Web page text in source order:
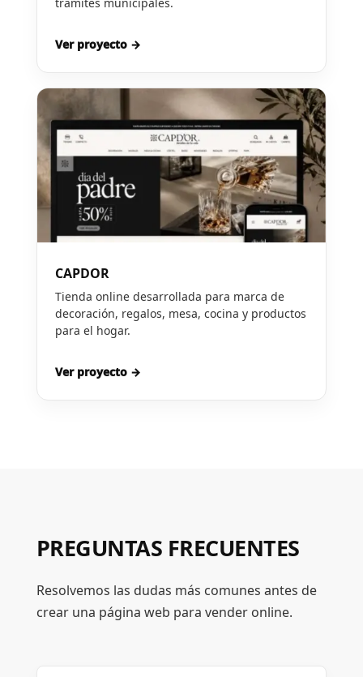
trámites municipales.
Ver proyecto →
CAPDOR
Tienda online desarrollada para marca de
decoración, regalos, mesa, cocina y productos
para el hogar.
Ver proyecto →
PREGUNTAS FRECUENTES
Resolvemos las dudas más comunes antes de
crear una página web para vender online.